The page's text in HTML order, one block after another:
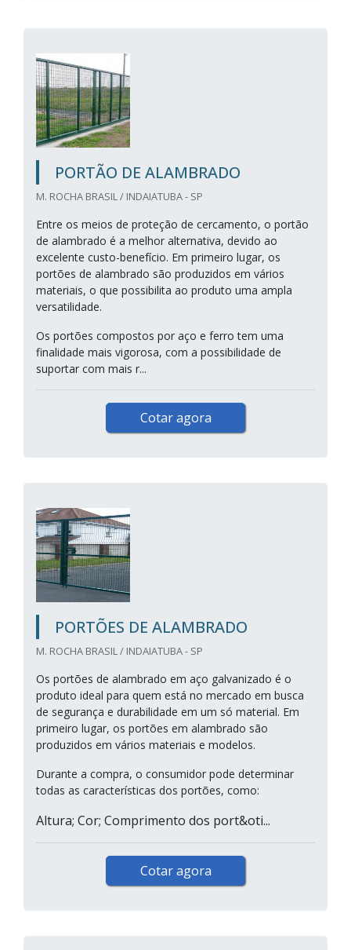
PORTÃO DE ALAMBRADO
M. ROCHA BRASIL / INDAIATUBA - SP
Entre os meios de proteção de cercamento, o portão
de alambrado é a melhor alternativa, devido ao
excelente custo-benefício. Em primeiro lugar, os
portões de alambrado são produzidos em vários
materiais, o que possibilita ao produto uma ampla
versatilidade.
Os portões compostos por aço e ferro tem uma
finalidade mais vigorosa, com a possibilidade de
suportar com mais r...
Cotar agora
PORTÕES DE ALAMBRADO
M. ROCHA BRASIL / INDAIATUBA - SP
Os portões de alambrado em aço galvanizado é o
produto ideal para quem está no mercado em busca
de segurança e durabilidade em um só material. Em
primeiro lugar, os portões em alambrado são
produzidos em vários materiais e modelos.
Durante a compra, o consumidor pode determinar
todas as características dos portões, como:
Altura; Cor; Comprimento dos port&oti...
Cotar agora